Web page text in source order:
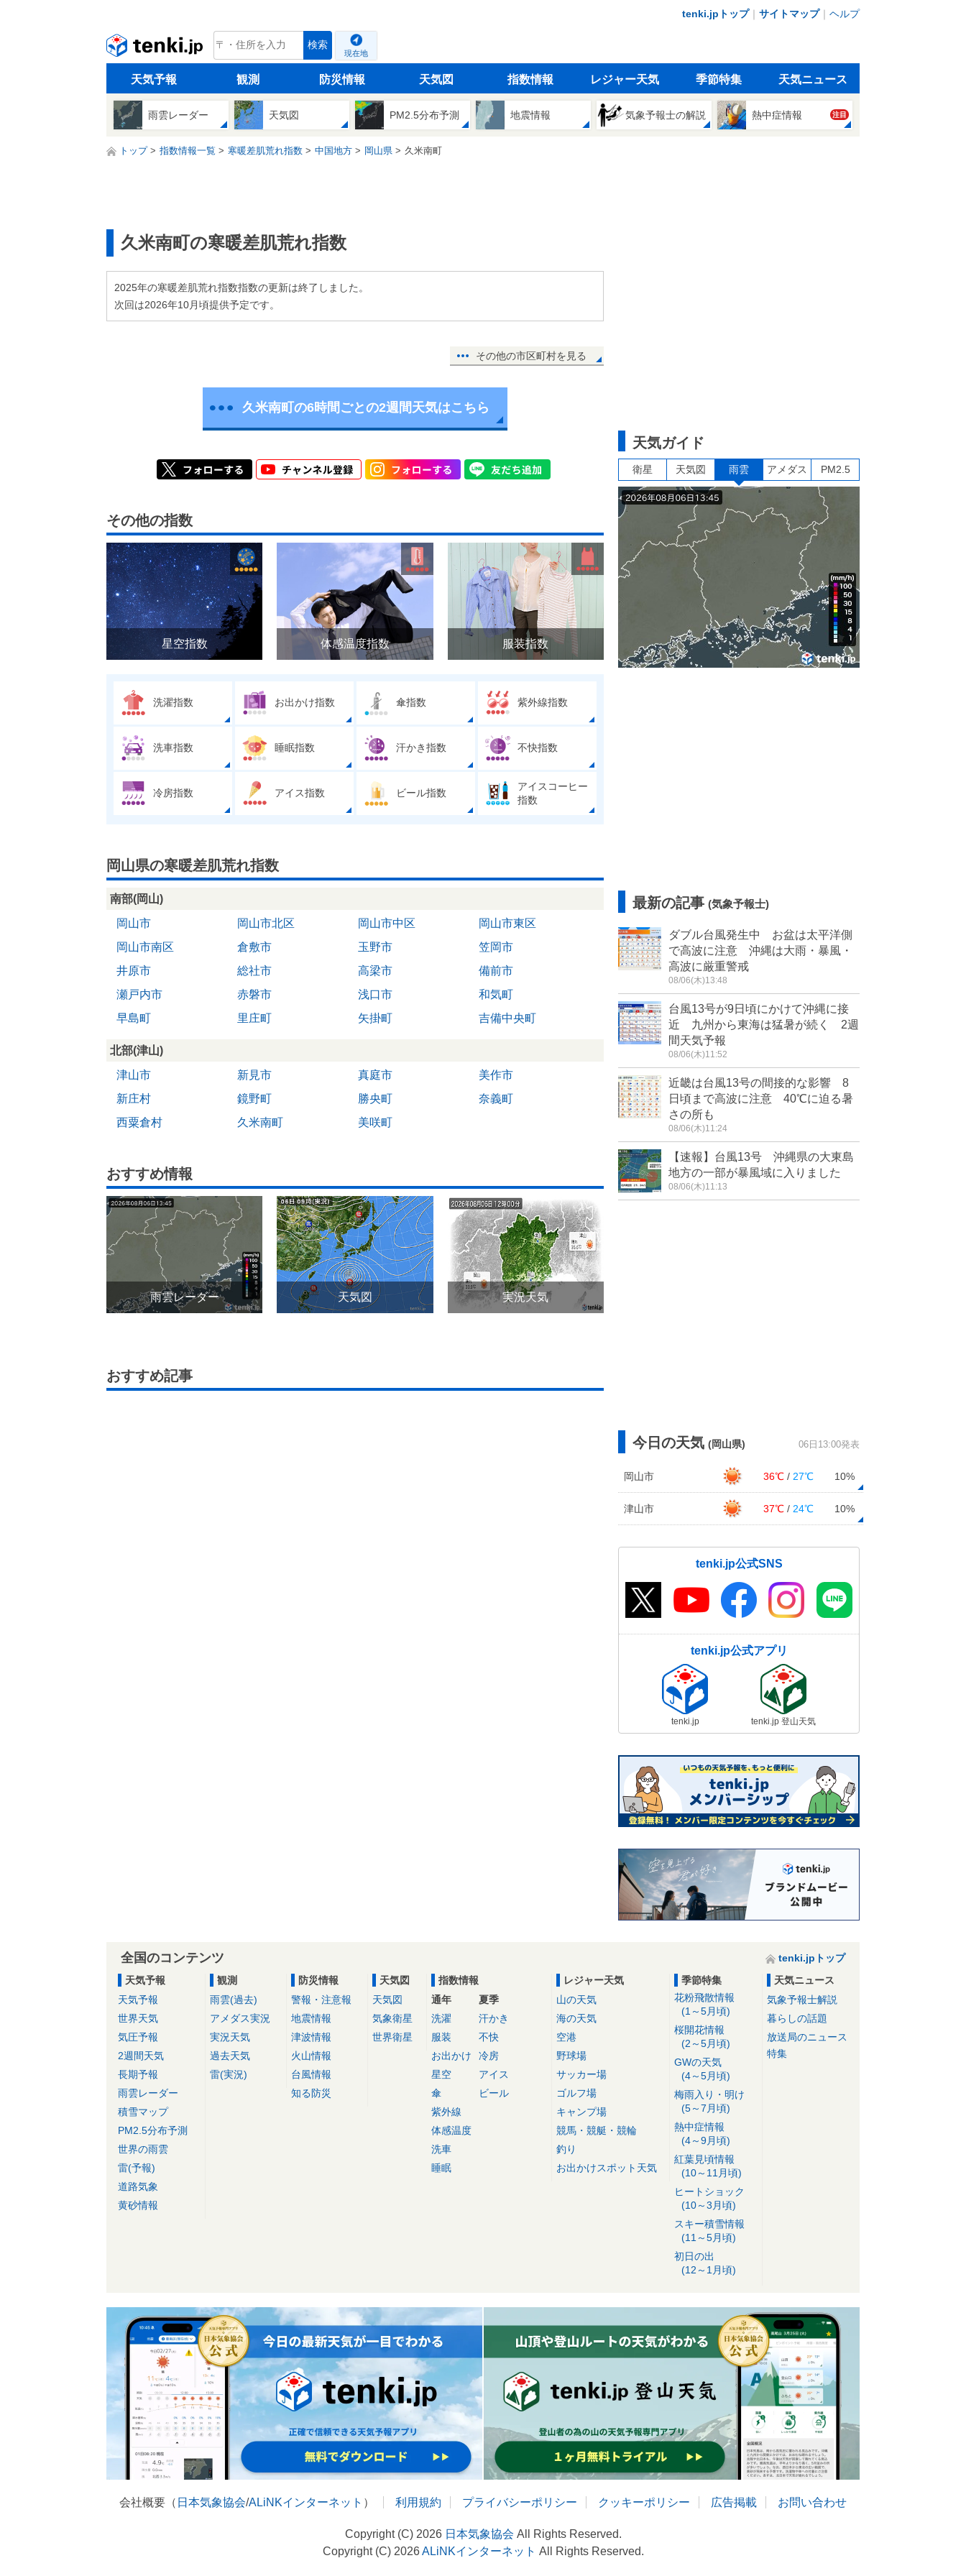
tenki.jpトップ｜ サイトマップ｜ ヘルプ
tenki.jp 検索
現在地
天気予報 観測 防災情報 天気図 指数情報 レジャー天気 季節特集 天気ニュース
雨雲レーダー 天気図 PM2.5分布予測 地震情報 気象予報士の解説 熱中症情報 注目
トップ 指数情報一覧 寒暖差肌荒れ指数 中国地方 岡山県 久米南町
久米南町の寒暖差肌荒れ指数
2025年の寒暖差肌荒れ指数指数の更新は終了しました。
次回は2026年10月頃提供予定です。
その他の市区町村を見る
久米南町の6時間ごとの2週間天気はこちら
その他の指数
星空指数 体感温度指数 服装指数
洗濯指数 お出かけ指数 傘指数 紫外線指数
洗車指数 睡眠指数 汗かき指数 不快指数
冷房指数 アイス指数 ビール指数
アイスコーヒー
指数
岡山県の寒暖差肌荒れ指数
南部(岡山)
岡山市
岡山市北区 岡山市中区
岡山市東区
岡山市南区
倉敷市 玉野市
笠岡市
井原市
総社市 高梁市
備前市
瀬戸内市
赤磐市 浅口市
和気町
早島町
里庄町 矢掛町 吉備中央町
北部(津山)
津山市
新見市 真庭市
美作市
新庄村
鏡野町 勝央町
奈義町
西粟倉村
久米南町 美咲町
おすすめ情報
雨雲レーダー 天気図 実況天気
おすすめ記事
天気ガイド
衛星 天気図 雨雲 アメダス PM2.5
最新の記事 (気象予報士)
ダブル台風発生中 お盆は太平洋側
で高波に注意 沖縄は大雨・暴風・
高波に厳重警戒
08/06(木)13:48
台風13号が9日頃にかけて沖縄に接
近 九州から東海は猛暑が続く 2週
間天気予報
08/06(木)11:52
近畿は台風13号の間接的な影響 8
日頃まで高波に注意 40℃に迫る暑
さの所も
08/06(木)11:24
【速報】台風13号 沖縄県の大東島
地方の一部が暴風域に入りました
08/06(木)11:13
今日の天気 (岡山県) 06日13:00発表
岡山市 36℃ / 27℃ 10%
津山市 37℃ / 24℃ 10%
tenki.jp公式SNS
tenki.jp公式アプリ
tenki.jp tenki.jp 登山天気
全国のコンテンツ
tenki.jpトップ
天気予報
天気予報
世界天気
気圧予報
2週間天気
長期予報
雨雲レーダー
積雪マップ
PM2.5分布予測
世界の雨雲
雷(予報)
道路気象
黄砂情報
観測
雨雲(過去)
アメダス実況
実況天気
過去天気
雷(実況)
防災情報
警報・注意報
地震情報
津波情報
火山情報
台風情報
知る防災
天気図
天気図
気象衛星
世界衛星
指数情報
通年
洗濯
服装
お出かけ
星空
傘
紫外線
体感温度
洗車
睡眠
夏季
汗かき
不快
冷房
アイス
ビール
レジャー天気
山の天気
海の天気
空港
野球場
サッカー場
ゴルフ場
キャンプ場
競馬・競艇・競輪
釣り
お出かけスポット天気
季節特集
花粉飛散情報
(1～5月頃)
桜開花情報
(2～5月頃)
GWの天気
(4～5月頃)
梅雨入り・明け
(5～7月頃)
熱中症情報
(4～9月頃)
紅葉見頃情報
(10～11月頃)
ヒートショック
(10～3月頃)
スキー積雪情報
(11～5月頃)
初日の出
(12～1月頃)
天気ニュース
気象予報士解説
暮らしの話題
放送局のニュース
特集
会社概要（ 日本気象協会/ALiNKインターネット ） 利用規約 プライバシーポリシー クッキーポリシー 広告掲載 お問い合わせ
Copyright (C) 2026 日本気象協会 All Rights Reserved.
Copyright (C) 2026ALiNKインターネット All Rights Reserved.